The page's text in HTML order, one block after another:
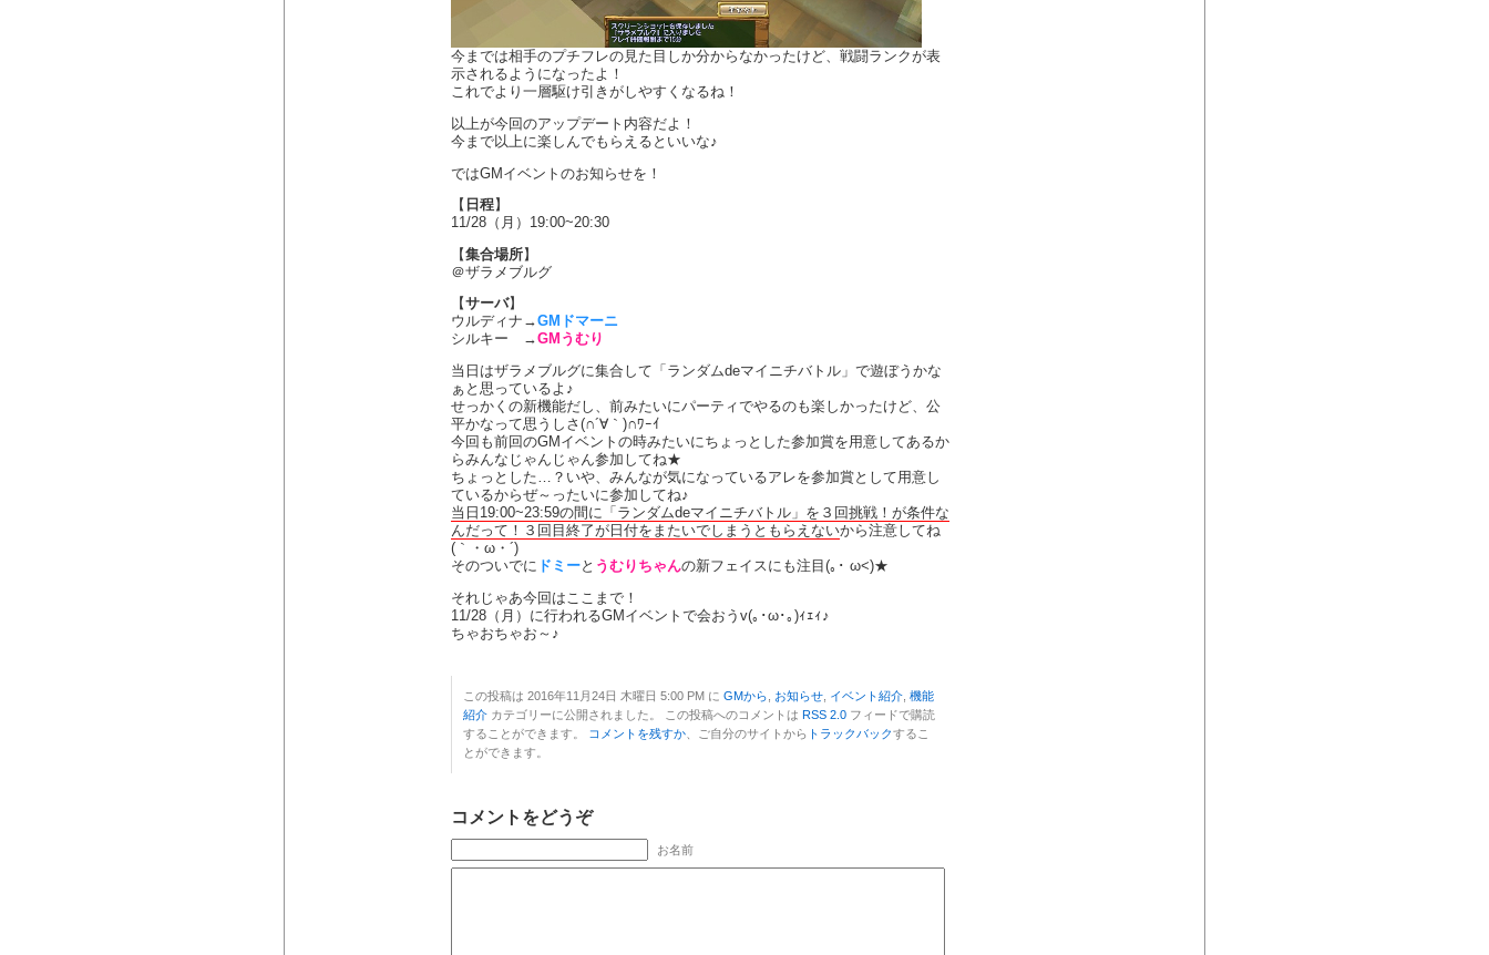
今までは相手のプチフレの見た目しか分からなかったけど、戦闘ランクが表
示されるようになったよ！
これでより一層駆け引きがしやすくなるね！
以上が今回のアップデート内容だよ！
今まで以上に楽しんでもらえるといいな♪
ではGMイベントのお知らせを！
【 日程】
11/28（月）19:00~20:30
【集合場所】
＠ザラメブルグ
【サーバ】
ウルディナ→GMドマーニ
シルキー →GMうむり
当日はザラメブルグに集合して「ランダムdeマイニチバトル」で遊ぼうかな
ぁと思っているよ♪
せっかくの新機能だし、前みたいにパーティでやるのも楽しかったけど、公
平かなって思うしさ(∩´∀｀)∩ﾜｰｲ
今回も前回のGMイベントの時みたいにちょっとした参加賞を用意してあるか
らみんなじゃんじゃん参加してね★
ちょっとした…？いや、みんなが気になっているアレを参加賞として用意し
ているからぜ～ったいに参加してね♪
当日19:00~23:59の間に「ランダムdeマイニチバトル」を３回挑戦！が条件な
んだって！３回目終了が日付をまたいでしまうともらえないから注意してね
(｀・ω・´)
そのついでに ドミーと うむりちゃんの新フェイスにも注目(｡･ ω<)★
それじゃあ今回はここまで！
11/28（月）に行われるGMイベントで会おうv(｡･ω･｡)ｨｪｨ♪
ちゃおちゃお～♪
この投稿は 2016年11月24日 木曜日 5:00 PM に GMから お知らせ イベント紹介 機能
紹介 カテゴリーに公開されました。 この投稿へのコメントは RSS 2.0 フィードで購読
することができます。
コメントを残すか 、ご自分のサイトから トラックバックするこ
とができます。
コメントをどうぞ
お名前